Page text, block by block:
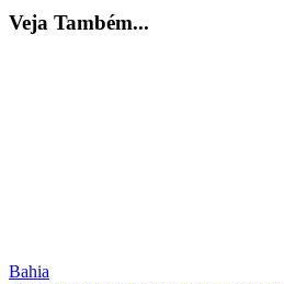
Veja Também...
Bahia